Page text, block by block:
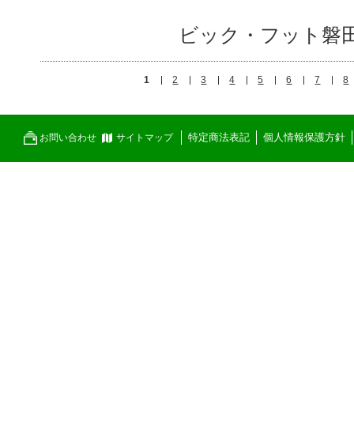
ビック・フット磐
1 2 3 4 5 6 7 8
お問い合わせ サイトマップ 特定商法表記 個人情報保護方針